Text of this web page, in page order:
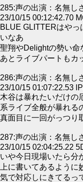
285:声の出演：名無し
23/10/15 00:12:42.70
BLUE GLITTERはや
いなあ
聖翔やDelightの勢い命
あとライブパートもカ
286:声の出演：名無し
23/10/15 01:07:22.53
木谷は暴れたいだけの
系ライブ全般が暴れる
真面目に一回がっつり
287:声の出演：名無し
23/10/15 02:04:25.22
いや今日現場いたら分
上に書いてあるよう
気で対応しにきてるっ